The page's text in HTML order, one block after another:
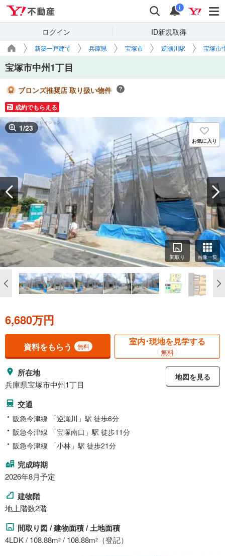
検索 通知
i
ログイン ID新規取得
新築一戸建て 兵庫県 宝塚市 逆瀬川駅 宝塚市
宝塚市中州1丁目
ブロンズ推奨店 取り扱い物件
成約でもらえる
1/23
お気に入り
間取り 画像一覧
6,680万円
資料をもらう 無料 室内･現地を見学する
無料
所在地
兵庫県宝塚市中州1丁目
地図を見る
交通
阪急今津線 「逆瀬川」駅 徒歩6分
阪急今津線 「宝塚南口」駅 徒歩11分
阪急今津線 「小林」駅 徒歩21分
完成時期
2026年8月予定
建物階
地上階数2階
間取り図 / 建物面積 / 土地面積
4LDK / 108.88m2 / 108.88m2 （登記）